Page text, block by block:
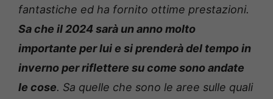
fantastiche ed ha fornito ottime prestazioni.
Sa che il 2024 sarà un anno molto
importante per lui e si prenderà del tempo in
inverno per riflettere su come sono andate
le cose. Sa quelle che sono le aree sulle quali